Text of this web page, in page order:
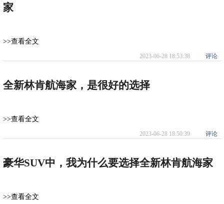
家
>>查看全文
2023-06-28 18:53:38 评论
全新林肯航海家，是很好的选择
>>查看全文
2023-06-28 18:50:39 评论
豪华SUV中，我为什么要选择全新林肯航海家
>>查看全文